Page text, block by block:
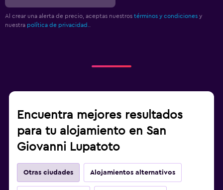
Al crear una alerta de precio, aceptas nuestros términos y condiciones y
nuestra política de privacidad.
Encuentra mejores resultados
para tu alojamiento en San
Giovanni Lupatoto
Otras ciudades Alojamientos alternativos